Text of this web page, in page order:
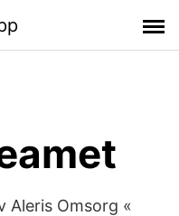
Aleris Omsorg «